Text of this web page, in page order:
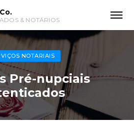
& NOTÁRIOS
NOTARIAIS
Pré-nupciais